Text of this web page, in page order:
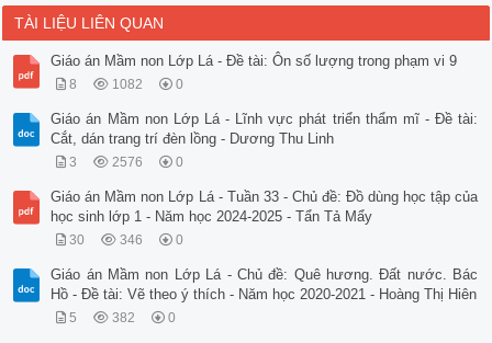
TÀI LIỆU LIÊN QUAN
Giáo án Mầm non Lớp Lá - Đề tài: Ôn số lượng trong phạm vi 9
8 1082 0
Giáo án Mầm non Lớp Lá - Lĩnh vực phát triển thẩm mĩ - Đề tài:
Cắt, dán trang trí đèn lồng - Dương Thu Linh
3 2576 0
Giáo án Mầm non Lớp Lá - Tuần 33 - Chủ đề: Đồ dùng học tập của
học sinh lớp 1 - Năm học 2024-2025 - Tẩn Tả Mẩy
30 346 0
Giáo án Mầm non Lớp Lá - Chủ đề: Quê hương. Đất nước. Bác
Hồ - Đề tài: Vẽ theo ý thích - Năm học 2020-2021 - Hoàng Thị Hiên
5 382 0